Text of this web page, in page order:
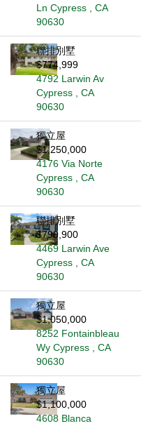
Ln Cypress , CA
90630
聯排別墅
$774,999
4792 Larwin Av
Cypress , CA
90630
獨立屋
$1,250,000
4176 Via Norte
Cypress , CA
90630
聯排別墅
$799,900
4469 Larwin Ave
Cypress , CA
90630
獨立屋
$1,050,000
8252 Fontainbleau
Wy Cypress , CA
90630
獨立屋
$1,100,000
4608 Blanca